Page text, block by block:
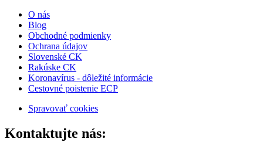
O nás
Blog
Obchodné podmienky
Ochrana údajov
Slovenské CK
Rakúske CK
Koronavírus - dôležité informácie
Cestovné poistenie ECP
Spravovať cookies
Kontaktujte nás: